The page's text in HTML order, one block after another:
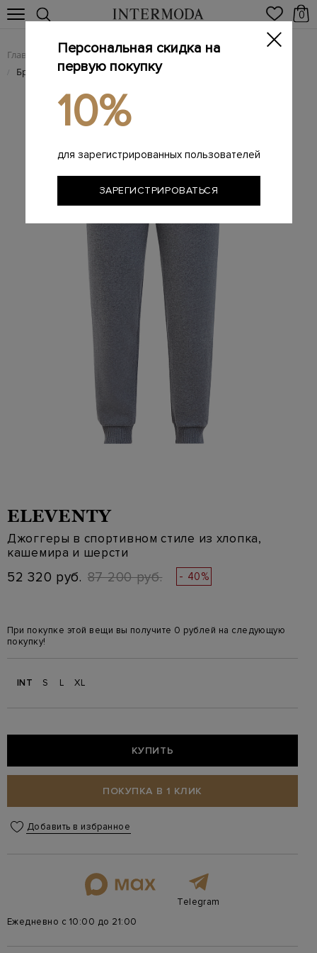
0
Главная Мужчинам / Одежда / Мужские брюки
/ Брендовые мужские брюки
ELEVENTY
Джоггеры в спортивном стиле из хлопка,
кашемира и шерсти
52 320 руб. 87 200 руб. - 40%
При покупке этой вещи вы получите 0 рублей на следующую
покупку!
INT S L XL
КУПИТЬ
ПОКУПКА В 1 КЛИК
Добавить в избранное
Telegram
Ежедневно с 10:00 до 21:00
Персональная скидка на
первую покупку
10%
для зарегистрированных пользователей
ЗАРЕГИСТРИРОВАТЬСЯ